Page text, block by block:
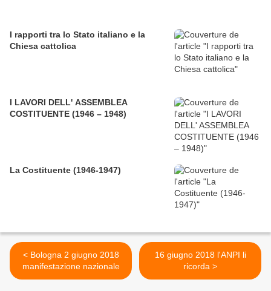
I rapporti tra lo Stato italiano e la
Chiesa cattolica
I LAVORI DELL' ASSEMBLEA
COSTITUENTE (1946 – 1948)
La Costituente (1946-1947)
< Bologna 2 giugno 2018
manifestazione nazionale
16 giugno 2018 l'ANPI li
ricorda >